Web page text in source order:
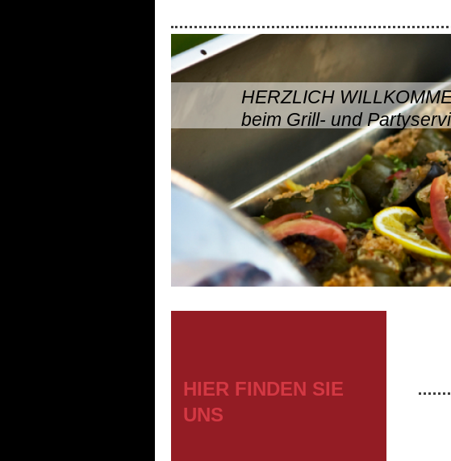
HERZLICH
beim Grill- und
HIER FINDEN SIE
UNS